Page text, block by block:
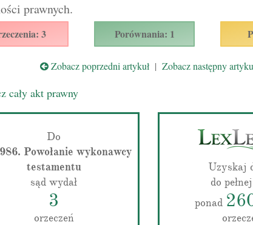
prawnych.
3 Porównania: 1
Zobacz poprzedni artykuł| Zobacz następny
cały akt prawny
Do
Powołanie wykonawcy
testamentu
sąd wydał
3
orzeczeń
Uzyskaj
do
ponad